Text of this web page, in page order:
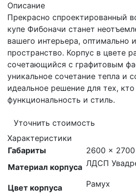
Описание
Прекрасно спроектированный
купе Фибоначи станет
вашего интерьера, оптимально
пространство. Корпус в цвете
сочетающийся с графитовым
уникальное сочетание тепла и
идеальное решение для тех, кто
функциональность и стиль.
Уточнить стоимость
Характеристики
Габариты
2600 ×
Материал корпуса ЛДСП
Цвет корпуса Рамух